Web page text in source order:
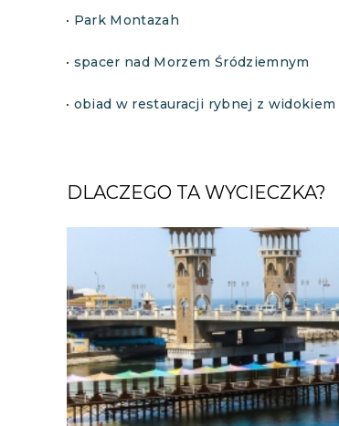
Park Montazah
spacer nad Morzem Śródziemnym
obiad w restauracji rybnej z widokiem
DLACZEGO TA WYCIECZKA?